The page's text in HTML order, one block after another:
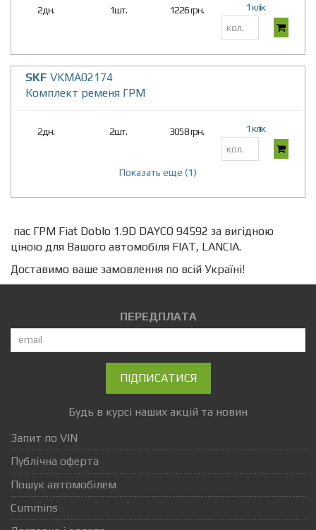
2дн. 1шт. 1226 грн. 1 клік
SKF VKMA02174
Комплект ременя ГРМ
2дн. 2шт. 3058 грн. 1 клік
Показать еще (1)
пас ГРМ Fiat Doblo 1.9D DAYCO 94592 за вигідною
ціною для Вашого автомобіля FIAT, LANCIA.
Доставимо ваше замовлення по всій Україні!
ПЕРЕДПЛАТА
ПІДПИСАТИСЯ
Будь в курсі наших акцій та новин
Запит по VIN
Публічна оферта
Пошук автомобілем
Cummins